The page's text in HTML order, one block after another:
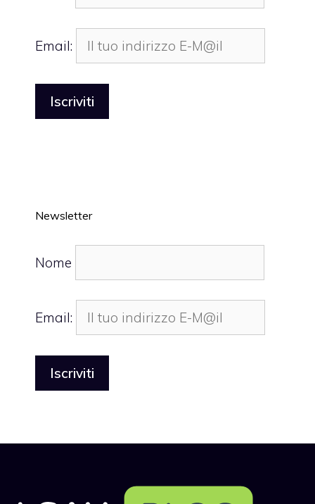
Email:
Newsletter
Nome
Email: